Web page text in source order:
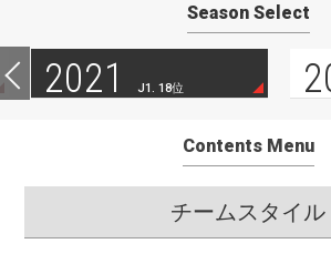
Season Select
2021 J1. 18位
Contents Menu
チームスタイル